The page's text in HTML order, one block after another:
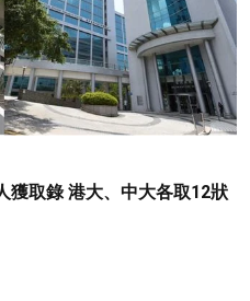
獲取錄 港大、中大各取12狀